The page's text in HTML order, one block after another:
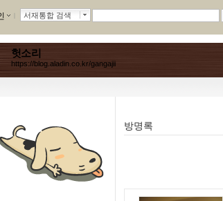
서재통합 검색
헛소리
https://blog.aladin.co.kr/gangajii
방명록